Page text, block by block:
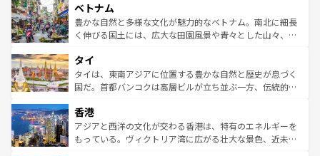
参照してほしい。
容にもいいと評判のスイーツなど、バラエティ豊かな料理
が味わえる。 なお、新着の台湾情報は コンテンツ一覧を参
照してほしい。
き、地方に足を延ばせば四季折々の自然美を楽しむことが
できる。そして、キムチや焼肉、絶品のストリートフード
まで、さまざまな韓国料理が待っている。夜には、韓国な
リティに包まれながら、韓国の多彩な魅力を心ゆくまで味
わってみてほしい。 なお、新着の韓国情報はコンテンツ一
覧を参照してほしい。
ベトナム
豊かな自然と多様な文化が魅力的なベトナム。南北に細長
く伸びる国土には、広大な田園風景や青々とした山々、世
急速な発展と共に伝統が息づく。ハノイの古い町並みやホ
ーチミン市のフランス統治時代の建物も、独特の雰囲気を
醸し出している。また、バラエティの豊かさとおいしさで
とつ。フォーやバインミー、ベトナムコーヒーなどは、ぜ
ひ現地で味わいたい。どの地域を訪れてもあたたかい人々
が旅行者を迎えてくれるので、きっと忘れられない旅にな
タイ
タイは、東南アジアに位置する豊かな自然と歴史が息づく
国だ。首都バンコクは高層ビルが立ち並ぶ一方、伝統的な
の活気が交差している。北部ではチェンマイなどの山岳地
帯で自然と触れ合い、南部ではプーケットやクラビの美し
いビーチでリゾート気分を楽しむことができる。タイ料理
香港
アジアと西洋の文化が交わる香港は、特有のエネルギーを
もっている。ヴィクトリア湾に広がる壮大な景色、近未来